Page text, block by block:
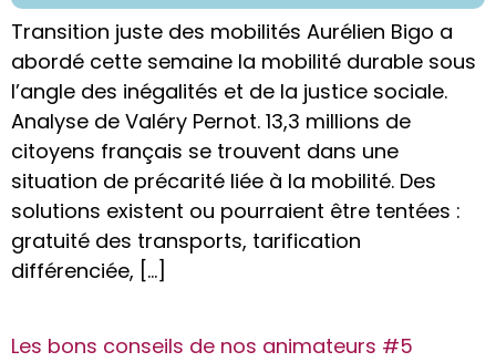
Transition juste des mobilités Aurélien Bigo a
abordé cette semaine la mobilité durable sous
l’angle des inégalités et de la justice sociale.
Analyse de Valéry Pernot. 13,3 millions de
citoyens français se trouvent dans une
situation de précarité liée à la mobilité. Des
solutions existent ou pourraient être tentées :
gratuité des transports, tarification
différenciée, […]
Les bons conseils de nos animateurs #5